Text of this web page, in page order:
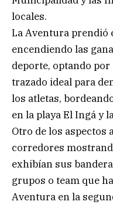
locales.
La Aventura prendió
encendiendo las
deporte, optando
trazado ideal para
los atletas,
en la playa El Ingá y
Otro de los aspectos
corredores
exhibían sus
grupos o team que
Aventura en la